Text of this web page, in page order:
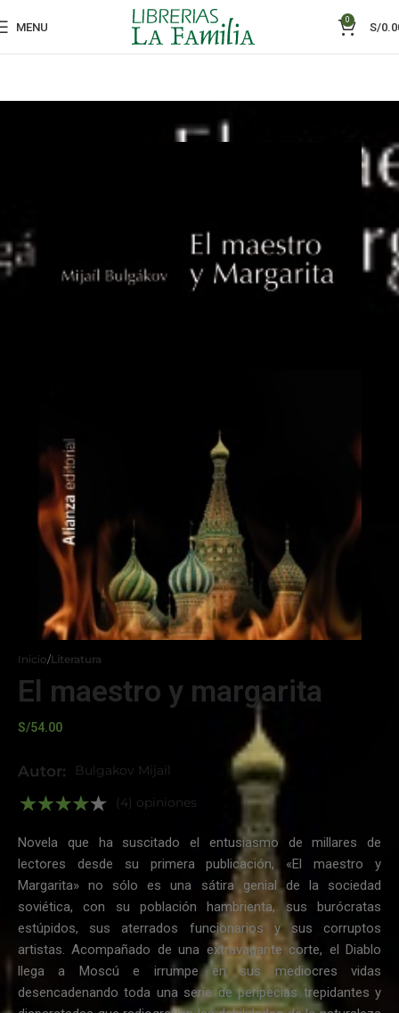
MENU
0
S/
Inicio Literatura
El maestro y margarita
S/54.00
Autor:
Bulgakov Mijail
(4) opiniones
Novela que ha suscitado el entusiasmo de millares de
lectores desde su primera publicación, «El maestro y
Margarita» no sólo es una sátira genial de la sociedad
soviética, con su población hambrienta, sus burócratas
estúpidos, sus aterrados funcionarios y sus corruptos
artistas. Acompañado de una extravagante corte, el Diablo
llega a Moscú e irrumpe en sus mediocres vidas
desencadenando toda una serie de peripecias trepidantes y